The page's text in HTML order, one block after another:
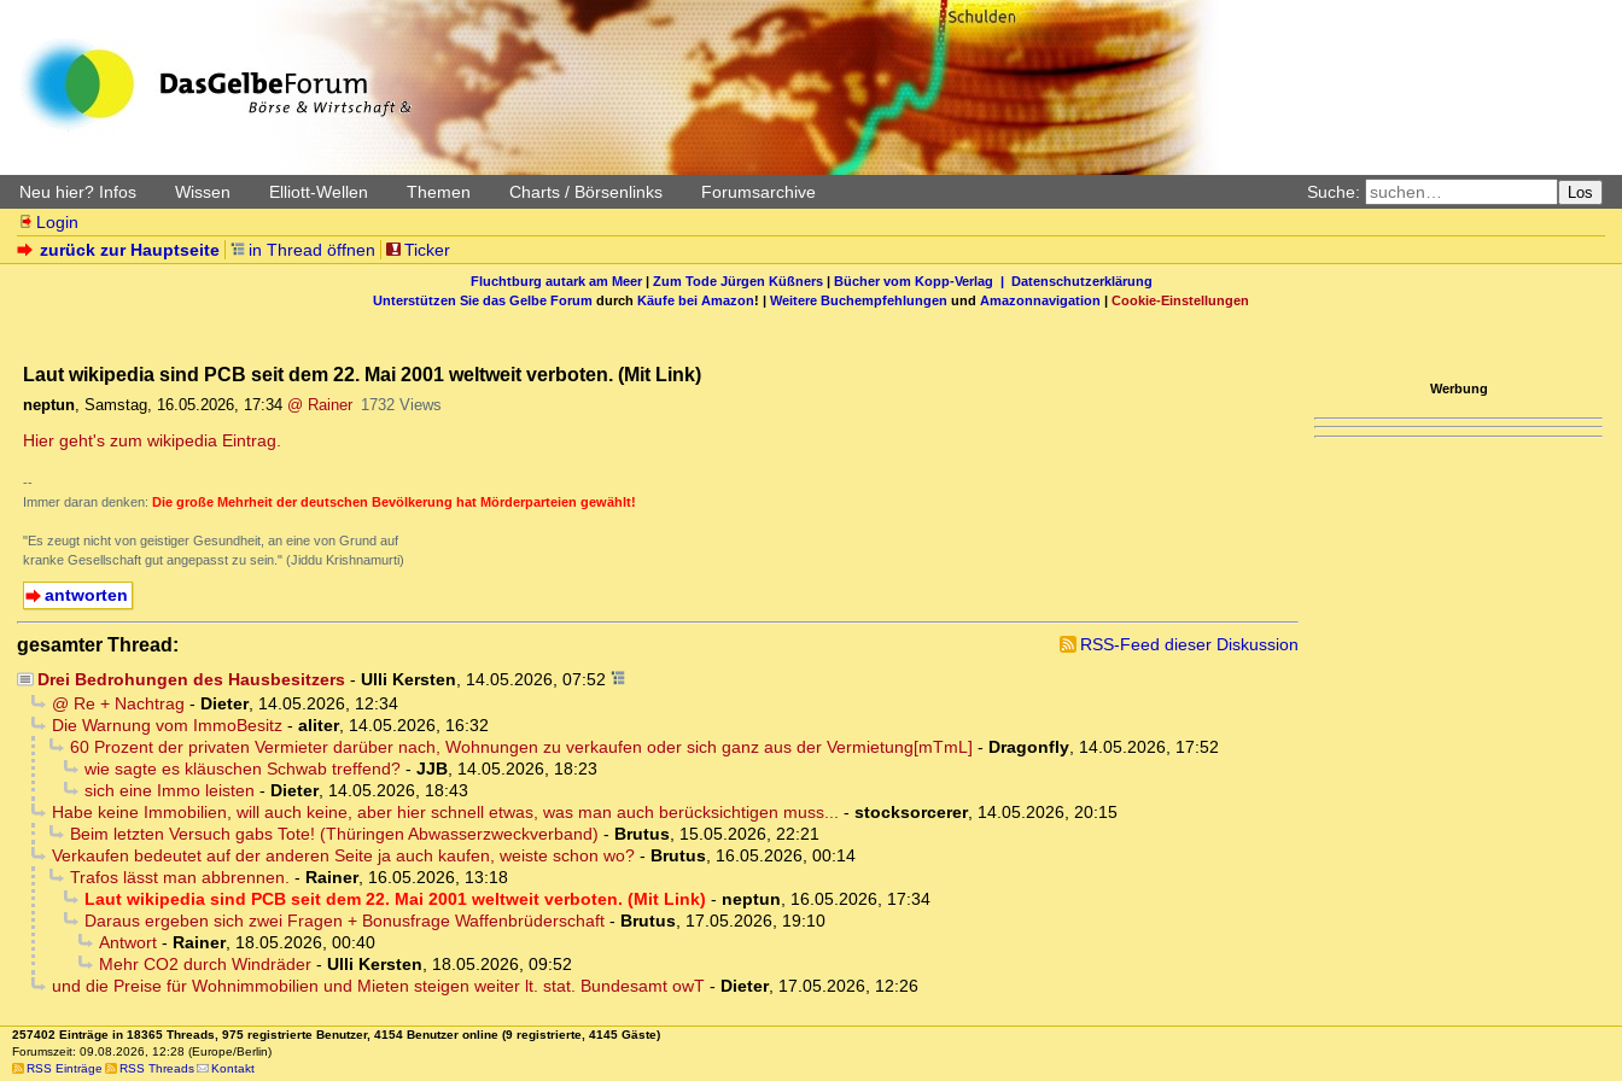
Neu hier? Infos Wissen Elliott-Wellen Themen Charts / Börsenlinks Forumsarchive Suche: Los
Login
zurück zur Hauptseite
in Thread öffnen Ticker
Fluchtburg autark am Meer| Zum Tode Jürgen Küßners| Bücher vom Kopp-Verlag | Datenschutzerklärung
Unterstützen Sie das Gelbe Forum durch Käufe bei Amazon! | Weitere Buchempfehlungen und Amazonnavigation | Cookie-Einstellungen
Laut wikipedia sind PCB seit dem 22. Mai 2001 weltweit verboten. (Mit Link)
neptun, Samstag, 16.05.2026, 17:34 @ Rainer 1732 Views
Hier geht's zum wikipedia Eintrag.
--
Immer daran denken: Die große Mehrheit der deutschen Bevölkerung hat Mörderparteien gewählt!
"Es zeugt nicht von geistiger Gesundheit, an eine von Grund auf
kranke Gesellschaft gut angepasst zu sein." (Jiddu Krishnamurti)
antworten
gesamter Thread:
RSS-Feed dieser Diskussion
Drei Bedrohungen des Hausbesitzers- Ulli Kersten, 14.05.2026, 07:52
@ Re + Nachtrag - Dieter, 14.05.2026, 12:34
Die Warnung vom ImmoBesitz- aliter, 14.05.2026, 16:32
60 Prozent der privaten Vermieter darüber nach, Wohnungen zu verkaufen oder sich ganz aus der Vermietung[mTmL] - Dragonfly, 14.05.2026, 17:52
wie sagte es kläuschen Schwab treffend?- JJB, 14.05.2026, 18:23
sich eine Immo leisten - Dieter, 14.05.2026, 18:43
Habe keine Immobilien, will auch keine, aber hier schnell etwas, was man auch berücksichtigen muss... - stocksorcerer, 14.05.2026, 20:15
Beim letzten Versuch gabs Tote! (Thüringen Abwasserzweckverband) - Brutus, 15.05.2026, 22:21
Verkaufen bedeutet auf der anderen Seite ja auch kaufen, weiste schon wo?- Brutus, 16.05.2026, 00:14
Trafos lässt man abbrennen. - Rainer, 16.05.2026, 13:18
Laut wikipedia sind PCB seit dem 22. Mai 2001 weltweit verboten. (Mit Link) - neptun, 16.05.2026, 17:34
Daraus ergeben sich zwei Fragen + Bonusfrage Waffenbrüderschaft- Brutus, 17.05.2026, 19:10
Antwort- Rainer, 18.05.2026, 00:40
Mehr CO2 durch Windräder- Ulli Kersten, 18.05.2026, 09:52
und die Preise für Wohnimmobilien und Mieten steigen weiter lt. stat. Bundesamt owT- Dieter, 17.05.2026, 12:26
Werbung
257402 Einträge in 18365 Threads, 975 registrierte Benutzer, 4154 Benutzer online (9 registrierte, 4145 Gäste)
Forumszeit: 09.08.2026, 12:28 (Europe/Berlin)
RSS Einträge
RSS Threads Kontakt